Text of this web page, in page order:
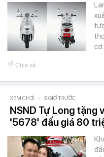
Chia sẻ
XEM CHƠI - 9 GIỜ TRƯỚC
NSND Tự Long tặng
'5678' đấu giá 80